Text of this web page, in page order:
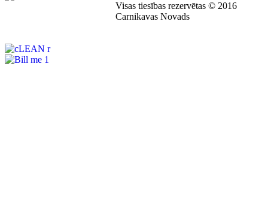
Visas tiesības rezervētas © 2016
Carnikavas Novads